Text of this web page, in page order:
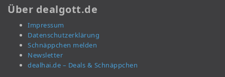
Über dealgott.de
Impressum
Datenschutzerklärung
Schnäppchen melden
Newsletter
dealhai.de – Deals & Schnäppchen